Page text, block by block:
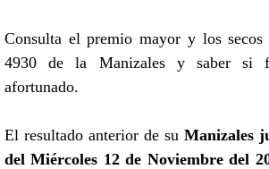
Consulta el premio mayor y los secos
4930 de la Manizales y saber si
afortunado.
El resultado anterior de suManizales
del Miércoles 12 de Noviembre del